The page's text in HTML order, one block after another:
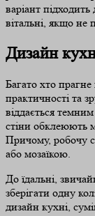
варіант
вітальні, якщо не
Дизайн
Багато хто прагне
практичності та
віддається
стіни обклеюють
Причому, робочу
або мозаїкою.
До їдальні,
зберігати одну
дизайн кухні,